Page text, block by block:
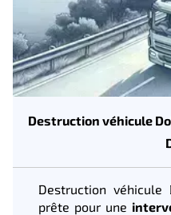
Destruction véhicule
Destruction
prête pour une